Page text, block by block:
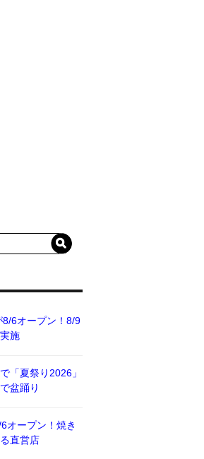
6オープン！8/9
施
「夏祭り2026」
盆踊り
オープン！焼き
直営店